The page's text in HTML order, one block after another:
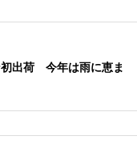
初出荷 今年は雨に恵ま